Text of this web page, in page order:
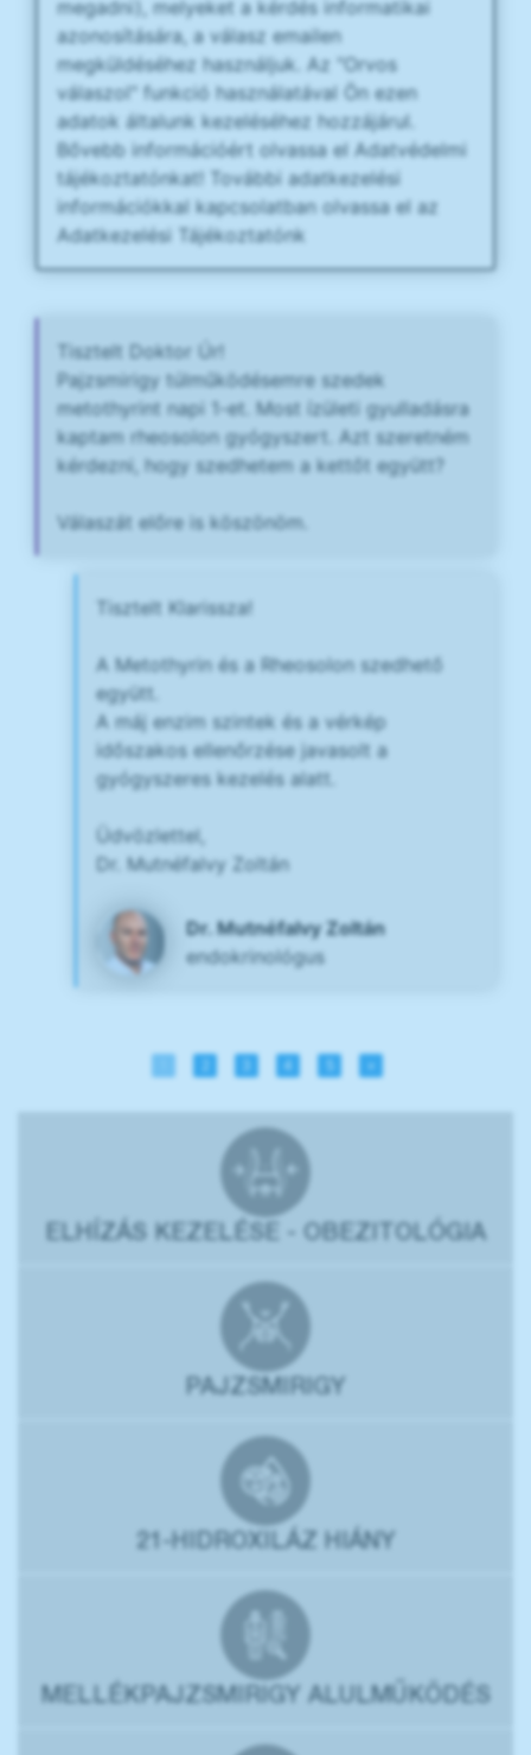
megadni), melyeket a kérdés informatikai
azonosítására, a válasz emailen
megküldéséhez használjuk. Az "Orvos
válaszol" funkció használatával Ön ezen
adatok általunk kezeléséhez hozzájárul.
Bővebb információért olvassa el Adatvédelmi
tájékoztatónkat! További adatkezelési
információkkal kapcsolatban olvassa el az
Adatkezelési Tájékoztatónk
Tisztelt Doktor Úr!
Pajzsmirigy túlműködésemre szedek
metothyrint napi 1-et. Most ízületi gyulladásra
kaptam rheosolon gyógyszert. Azt szeretném
kérdezni, hogy szedhetem a kettőt együtt?
Válaszát előre is köszönöm.
Tisztelt Klarissza!
A Metothyrin és a Rheosolon szedhető
együtt.
A máj enzim szintek és a vérkép
időszakos ellenőrzése javasolt a
gyógyszeres kezelés alatt.
Üdvözlettel,
Dr. Mutnéfalvy Zoltán
Dr. Mutnéfalvy Zoltán
endokrinológus
4 »
ELHÍZÁS KEZELÉSE - OBEZITOLÓGIA
PAJZSMIRIGY
21-HIDROXILÁZ HIÁNY
MELLÉKPAJZSMIRIGY ALULMŰKÖDÉS